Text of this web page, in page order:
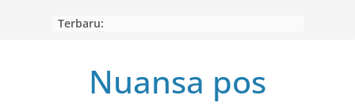
Terbaru:
Nuansa pos